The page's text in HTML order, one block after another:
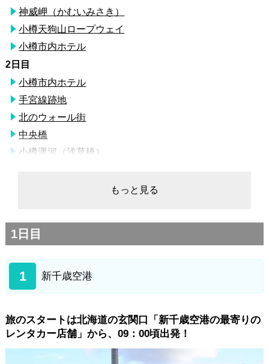
神威岬（かむいみさき）
小樽天狗山ロープウェイ
小樽市内ホテル
2日目
小樽市内ホテル
手宮線跡地
北のウォール街
中央橋
小樽運河（浅草橋）
小樽オルゴール堂 本館
札幌もいわ山ロープウェイ
札幌市内ホテルor札幌駅or大通り公園
札幌市内ホテル
札幌市中央卸売市場 札幌場外市場
さっぽろ羊ケ丘展望台
もっと見る
1日目
1 新千歳空港
旅のスタートは北海道の玄関口「新千歳空港の最寄りの
レンタカー店舗」から、09：00頃出発！